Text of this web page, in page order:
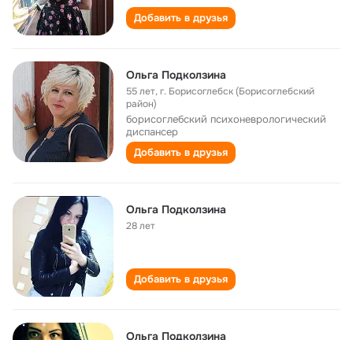
Добавить в друзья
Ольга Подколзина
55 лет,г. Борисоглебск (Борисоглебский
район)
борисоглебский психоневрологический
диспансер
Добавить в друзья
Ольга Подколзина
28 лет
Добавить в друзья
Ольга Подколзина